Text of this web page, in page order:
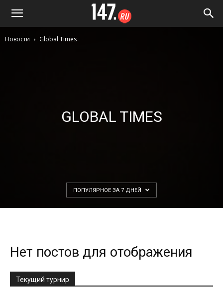
Новости Global Times
GLOBAL TIMES
ПОПУЛЯРНОЕ ЗА 7 ДНЕЙ
Нет постов для отображения
Текущий турнир